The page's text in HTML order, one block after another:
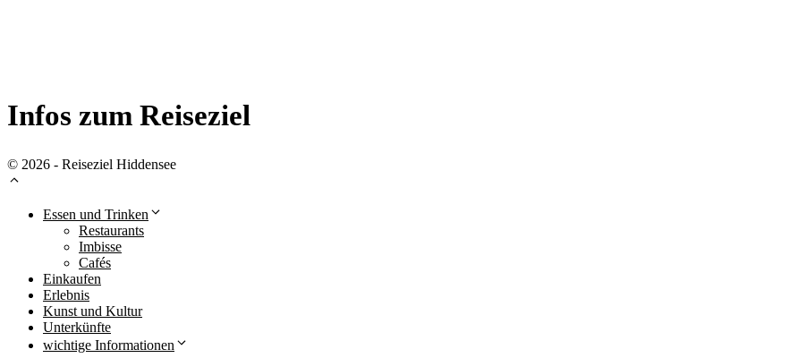
Infos zum Reiseziel
© 2026 - Reiseziel Hiddensee
Essen und Trinken
Restaurants
Imbisse
Cafés
Einkaufen
Erlebnis
Kunst und Kultur
Unterkünfte
wichtige Informationen